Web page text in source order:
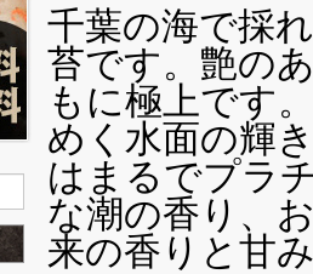
千葉の海で採
苔です。艶の
もに極上です
めく水面の輝
はまるでプラ
な潮の香り、
来の香りと甘